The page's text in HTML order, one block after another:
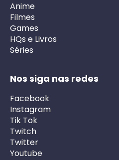
Anime
Filmes
Games
HQs e Livros
Séries
Nos siga nas redes
Facebook
Instagram
Tik Tok
Twitch
Twitter
Youtube